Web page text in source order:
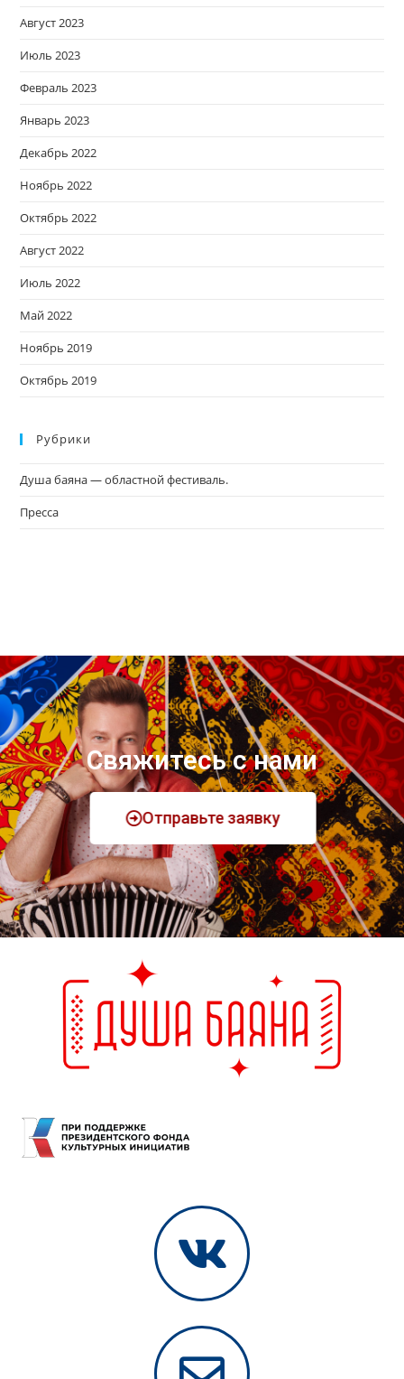
Август 2023
Июль 2023
Февраль 2023
Январь 2023
Декабрь 2022
Ноябрь 2022
Октябрь 2022
Август 2022
Июль 2022
Май 2022
Ноябрь 2019
Октябрь 2019
Рубрики
Душа баяна — областной фестиваль.
Пресса
Свяжитесь с нами
Отправьте заявку